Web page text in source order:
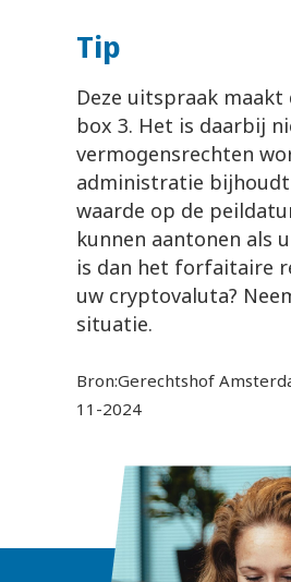
Tip
Deze uitspraak
box 3. Het is daarbij
vermogensrechten
administratie
waarde op de
kunnen aantonen als
is dan het forfaitaire
uw cryptovaluta?
situatie.
Bron:Gerechtshof
11-2024